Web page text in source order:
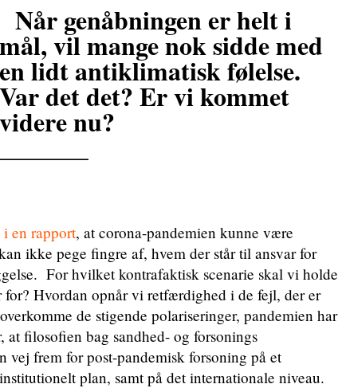
Når genåbningen er helt i
mål, vil mange nok sidde med
en lidt antiklimatisk følelse.
Var det det? Er vi kommet
videre nu?
i en rapport, at corona-pandemien kunne være
ikke pege fingre af, hvem der står til ansvar for
For hvilket kontrafaktisk scenarie skal vi holde
for? Hvordan opnår vi retfærdighed i de fejl, der er
de stigende polariseringer, pandemien har
at filosofien bag sandhed- og forsonings
vej frem for post-pandemisk forsoning på et
plan, samt på det internationale niveau.